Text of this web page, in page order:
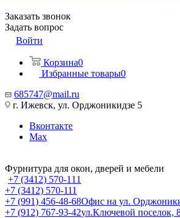
Заказать звонок
Задать вопрос
Войти
Корзина0
Избранные товары0
685747@mail.ru
г. Ижевск, ул. Орджоникидзе 5
Вконтакте
Max
Фурнитура для окон, дверей и мебели
+7 (3412) 570-111
+7 (3412) 570-111
+7 (991) 456-48-68Офис на ул.
+7 (912) 767-93-42ул.Ключевой поселок,